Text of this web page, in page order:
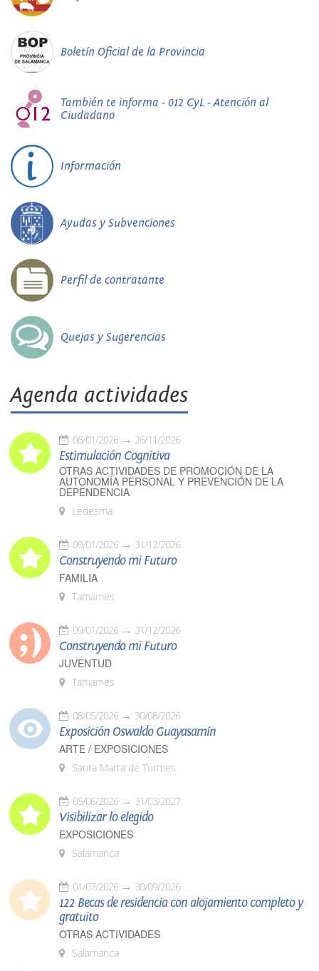
Boletín Oficial de la Provincia
También te informa - 012 CyL - Atención al
Ciudadano
Información
Ayudas y Subvenciones
Perfil de contratante
Quejas y Sugerencias
Agenda actividades
08/01/2026 26/11/2026
Estimulación Cognitiva
OTRAS ACTIVIDADES DE PROMOCIÓN DE LA
AUTONOMÍA PERSONAL Y PREVENCIÓN DE LA
DEPENDENCIA
Ledesma
09/01/2026 31/12/2026
Construyendo mi Futuro
FAMILIA
Tamames
09/01/2026 31/12/2026
Construyendo mi Futuro
JUVENTUD
Tamames
08/05/2026 30/08/2026
Exposición Oswaldo Guayasamín
ARTE / EXPOSICIONES
Santa Marta de Tormes
05/06/2026 31/03/2027
Visibilizar lo elegido
EXPOSICIONES
Salamanca
01/07/2026 30/09/2026
122 Becas de residencia con alojamiento completo y
gratuito
OTRAS ACTIVIDADES
Salamanca